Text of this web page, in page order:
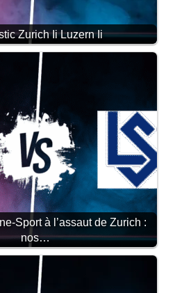
Zurich Ii Luzern Ii
Sport à l’assaut de Zurich :
nos…